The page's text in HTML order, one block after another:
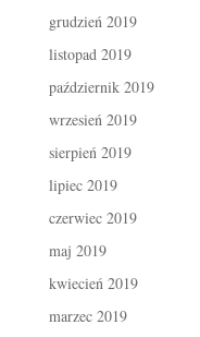
grudzień 2019
listopad 2019
październik 2019
wrzesień 2019
sierpień 2019
lipiec 2019
czerwiec 2019
maj 2019
kwiecień 2019
marzec 2019